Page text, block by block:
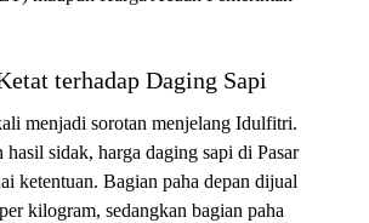
terhadap Daging Sapi
menjadi sorotan menjelang Idulfitri.
hasil sidak, harga daging sapi di Pasar
ketentuan. Bagian paha depan dijual
kilogram, sedangkan bagian paha